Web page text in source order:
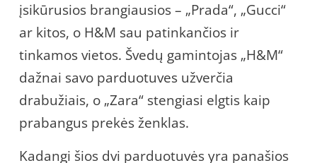
įsikūrusios brangiausios – „Prada“, „Gucci“
ar kitos, o H&M sau patinkančios ir
tinkamos vietos. Švedų gamintojas „H&M“
dažnai savo parduotuves užverčia
drabužiais, o „Zara“ stengiasi elgtis kaip
prabangus prekės ženklas.
Kadangi šios dvi parduotuvės yra panašios